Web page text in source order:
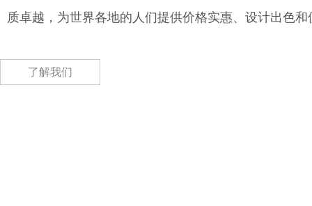
质卓越，为世界各地的人们提供价格实惠、设计出色
了解我们